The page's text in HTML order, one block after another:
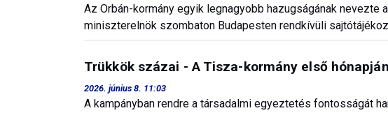
Az Orbán-kormány egyik legnagyobb hazugságának nevezte
miniszterelnök szombaton Budapesten rendkívüli
Trükkök százai - A Tisza-kormány első
2026. június 8. 11:03
A kampányban rendre a társadalmi egyeztetés fontosságát